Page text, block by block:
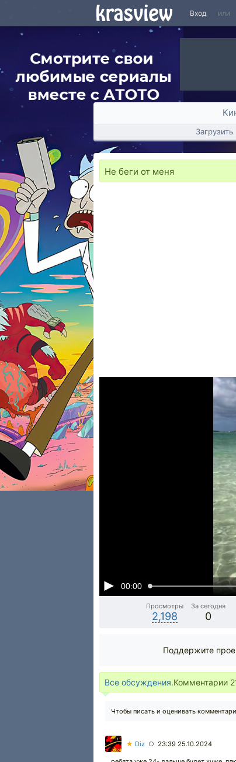
Вход или
Загрузить
Не беги от меня
00:00
Просмотры
2,198
За сегодня
0
Поддержите
Все обсуждения.Комментарии
Чтобы писать и оценивать
★ Diz ○ 23:39 25.10.2024